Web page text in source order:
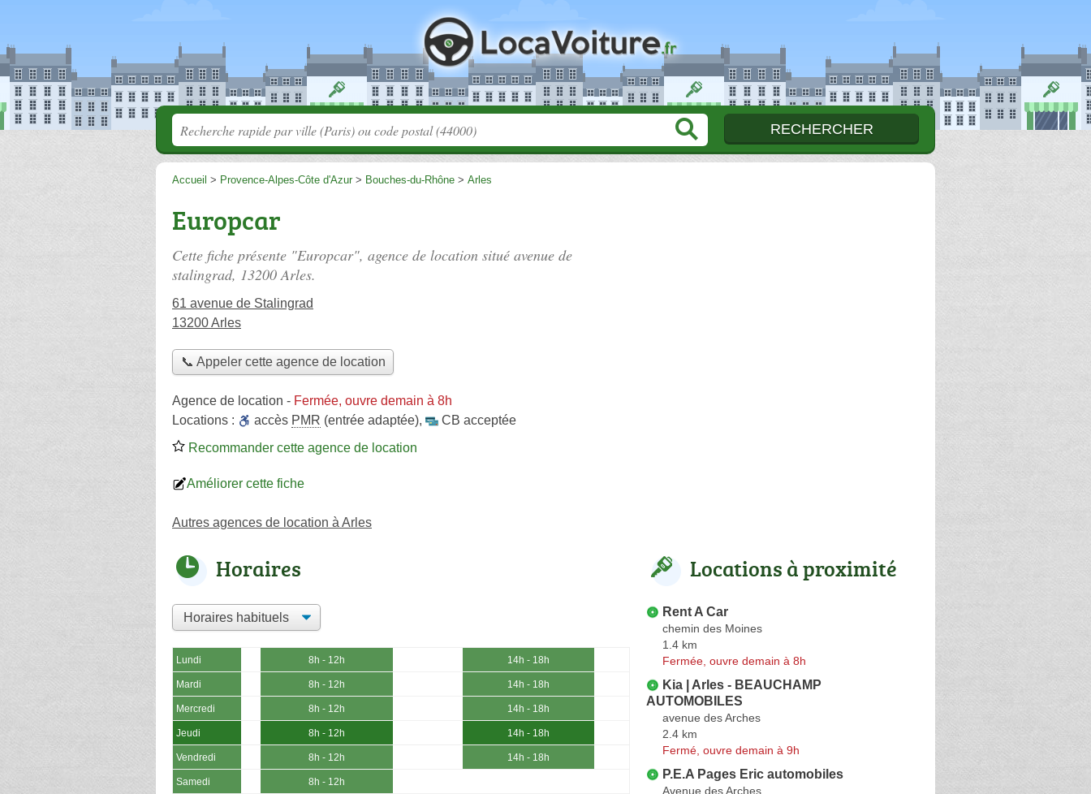
Accueil > Provence-Alpes-Côte d'Azur > Bouches-du-Rhône > Arles
Europcar
Cette fiche présente "Europcar", agence de location situé avenue de
stalingrad, 13200 Arles.
61 avenue de Stalingrad
13200 Arles
📞 Appeler cette agence de location
Agence de location - Fermée, ouvre demain à 8h
Locations :
accès PMR (entrée adaptée),
CB acceptée
Recommander cette agence de location
Améliorer cette fiche
Autres agences de location à Arles
Horaires
Lundi 8h - 12h 14h - 18h
Mardi 8h - 12h 14h - 18h
Mercredi 8h - 12h 14h - 18h
Jeudi 8h - 12h 14h - 18h
Vendredi 8h - 12h 14h - 18h
Samedi 8h - 12h
Locations à proximité
Rent A Car
chemin des Moines
1.4 km
Fermée, ouvre demain à 8h
Kia | Arles - BEAUCHAMP
AUTOMOBILES
avenue des Arches
2.4 km
Fermé, ouvre demain à 9h
P.E.A Pages Eric automobiles
Avenue des Arches